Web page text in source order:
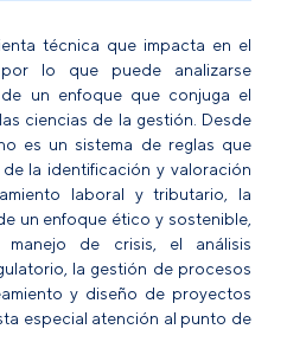
técnica que impacta en el
por lo que puede analizarse
un enfoque que conjuga el
ciencias de la gestión. Desde
es un sistema de reglas que
la identificación y valoración
laboral y tributario, la
un enfoque ético y sostenible,
de crisis, el análisis
la gestión de procesos
y diseño de proyectos
especial atención al punto de